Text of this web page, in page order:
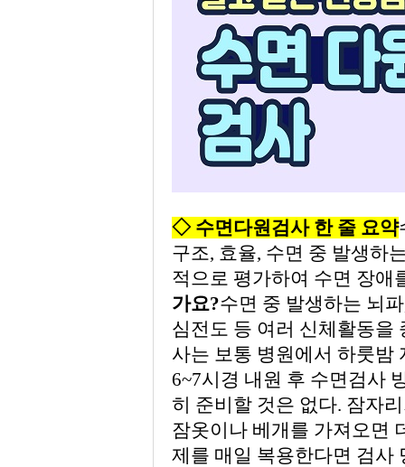
◇ 수면다원검사 한 줄 요약
구조, 효율, 수면 중 발생하
적으로 평가하여 수면 장애
가요?수면 중 발생하는 뇌
심전도 등 여러 신체활동을
사는 보통 병원에서 하룻밤
6~7시경 내원 후 수면검사
히 준비할 것은 없다. 잠자
잠옷이나 베개를 가져오면
제를 매일 복용한다면 검사